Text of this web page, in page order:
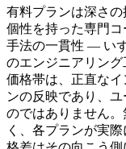
有料プランは深さの
個性を持った専門コ
手法の一貫性 — い
のエンジニアリング
価格帯は、正直な
ンの反映であり、
のではありません
く、各プランが実